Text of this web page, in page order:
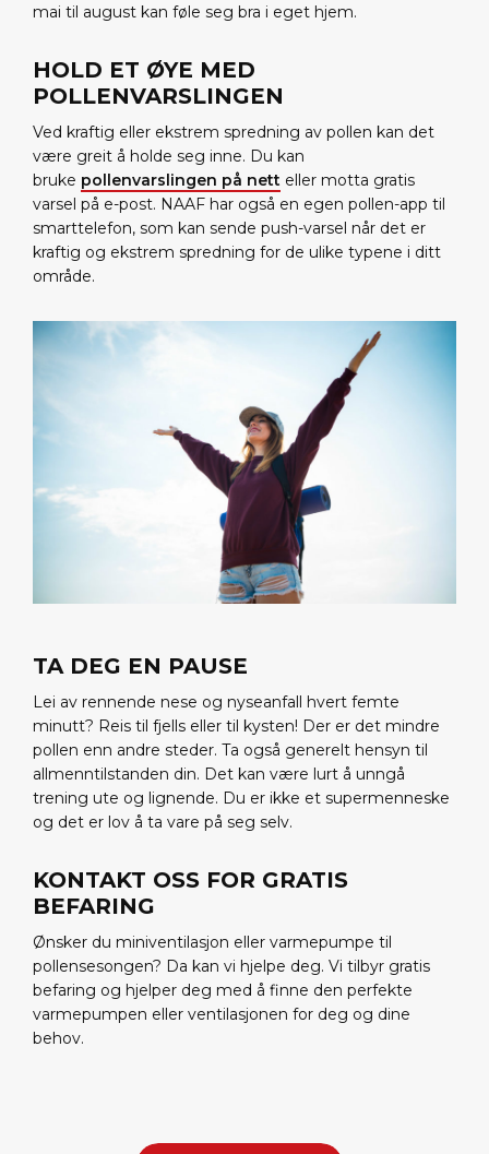
mai til august kan føle seg bra i eget hjem.
HOLD ET ØYE MED
POLLENVARSLINGEN
Ved kraftig eller ekstrem spredning av pollen kan det
være greit å holde seg inne. Du kan
bruke pollenvarslingen på nett eller motta gratis
varsel på e-post. NAAF har også en egen pollen-app til
smarttelefon, som kan sende push-varsel når det er
kraftig og ekstrem spredning for de ulike typene i ditt
område.
TA DEG EN PAUSE
Lei av rennende nese og nyseanfall hvert femte
minutt? Reis til fjells eller til kysten! Der er det mindre
pollen enn andre steder. Ta også generelt hensyn til
allmenntilstanden din. Det kan være lurt å unngå
trening ute og lignende. Du er ikke et supermenneske
og det er lov å ta vare på seg selv.
KONTAKT OSS FOR GRATIS
BEFARING
Ønsker du miniventilasjon eller varmepumpe til
pollensesongen? Da kan vi hjelpe deg. Vi tilbyr gratis
befaring og hjelper deg med å finne den perfekte
varmepumpen eller ventilasjonen for deg og dine
behov.